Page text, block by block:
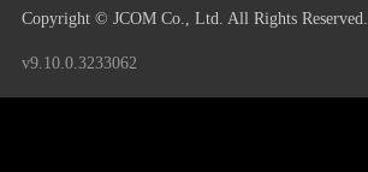
Copyright © JCOM Co., Ltd. All Rights Reserved.
v9.10.0.3233062